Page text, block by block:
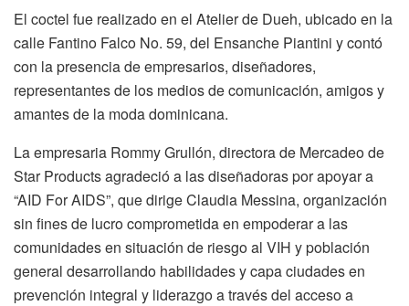
El coctel fue realizado en el Atelier de Dueh, ubicado en la
calle Fantino Falco No. 59, del Ensanche Piantini y contó
con la presencia de empresarios, diseñadores,
representantes de los medios de comunicación, amigos y
amantes de la moda dominicana.
La empresaria Rommy Grullón, directora de Mercadeo de
Star Products agradeció a las diseñadoras por apoyar a
“AID For AIDS”, que dirige Claudia Messina, organización
sin fines de lucro comprometida en empoderar a las
comunidades en situación de riesgo al VIH y población
general desarrollando habilidades y capa ciudades en
prevención integral y liderazgo a través del acceso a